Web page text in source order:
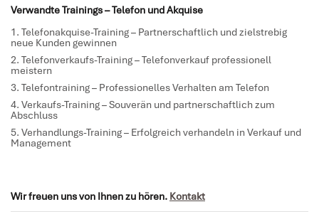
Verwandte Trainings – Telefon und Akquise
Telefonakquise-Training– Partnerschaftlich und zielstrebig
neue Kunden gewinnen
Telefonverkaufs-Training– Telefonverkauf professionell
meistern
Telefontraining– Professionelles Verhalten am Telefon
Verkaufs-Training– Souverän und partnerschaftlich zum
Abschluss
Verhandlungs-Training– Erfolgreich verhandeln in Verkauf und
Management
Wir freuen uns von Ihnen zu hören. Kontakt